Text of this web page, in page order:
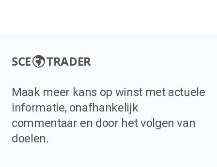
SCE TRADER
Maak meer kans op winst met actuele
informatie, onafhankelijk
commentaar en door het volgen van
doelen.